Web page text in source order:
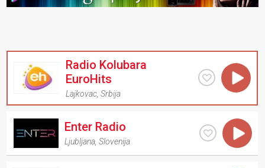
Radio Kolubara
EuroHits
Lajkovac ,Srbija
Enter Radio
Ljubljana ,Slovenija